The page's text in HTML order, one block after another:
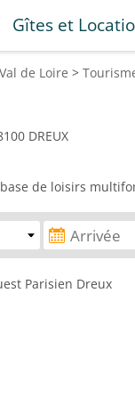
Gîtes et
de Loire >
DREUX
de loisirs
Parisien Dreux